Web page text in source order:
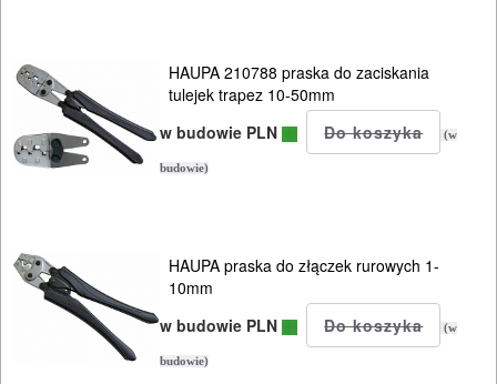
HAUPA 210788 praska do zaciskania
tulejek trapez 10-50mm
w budowie PLN
(w
budowie)
HAUPA praska do złączek rurowych 1-
10mm
w budowie PLN
(w
budowie)